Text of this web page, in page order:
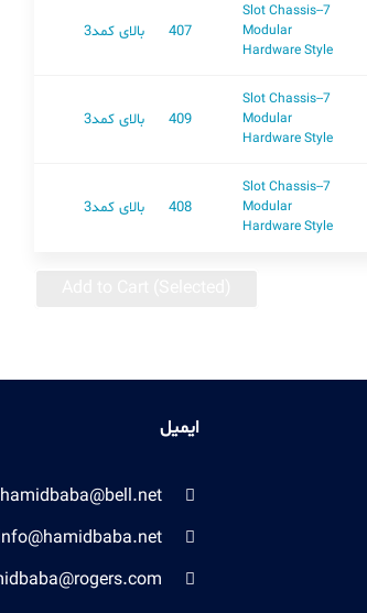
7-Slot Chassis-
Modular
Hardware Style
407 بالای کمد3
7-Slot Chassis-
Modular
Hardware Style
409 بالای کمد3
7-Slot Chassis-
Modular
Hardware Style
408 بالای کمد3
ایمیل
hamidbaba@bell.net